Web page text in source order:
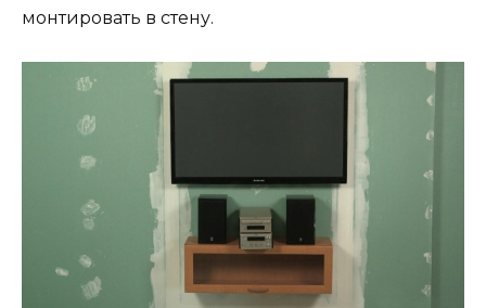
монтировать в стену.